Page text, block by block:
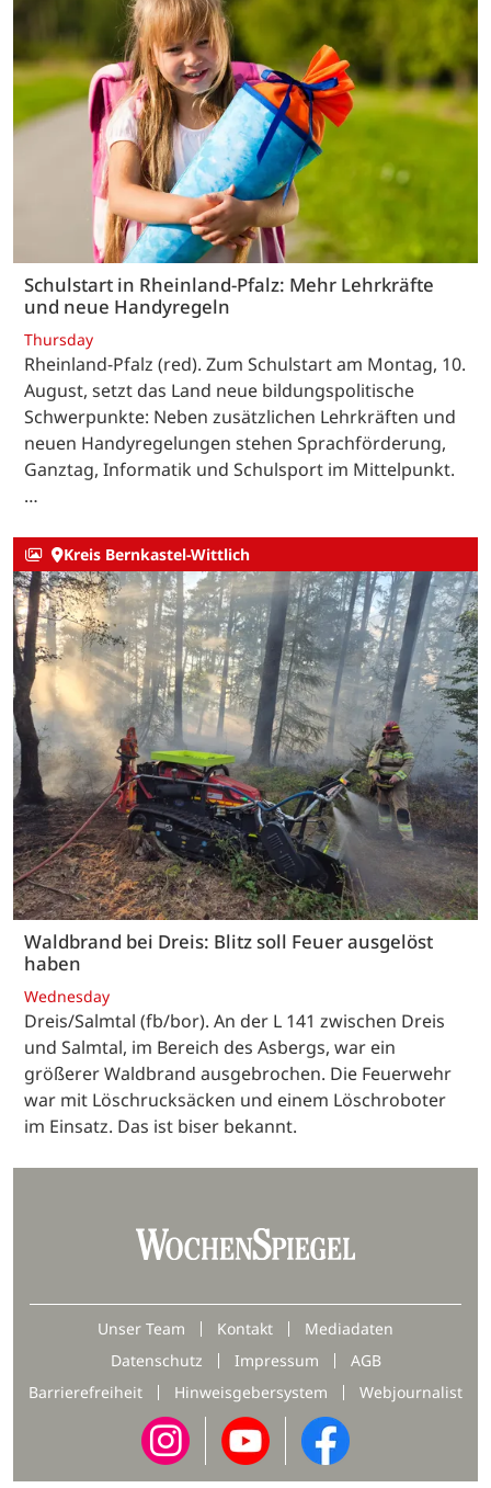
Schulstart in Rheinland-Pfalz: Mehr Lehrkräfte
und neue Handyregeln
Thursday
Rheinland-Pfalz (red). Zum Schulstart am Montag, 10.
August, setzt das Land neue bildungspolitische
Schwerpunkte: Neben zusätzlichen Lehrkräften und
neuen Handyregelungen stehen Sprachförderung,
Ganztag, Informatik und Schulsport im Mittelpunkt.
…
Kreis Bernkastel-Wittlich
Waldbrand bei Dreis: Blitz soll Feuer ausgelöst
haben
Wednesday
Dreis/Salmtal (fb/bor). An der L 141 zwischen Dreis
und Salmtal, im Bereich des Asbergs, war ein
größerer Waldbrand ausgebrochen. Die Feuerwehr
war mit Löschrucksäcken und einem Löschroboter
im Einsatz. Das ist biser bekannt.
Unser Team Kontakt
Mediadaten
Datenschutz
Impressum
AGB
Barrierefreiheit
Hinweisgebersystem Webjournalist